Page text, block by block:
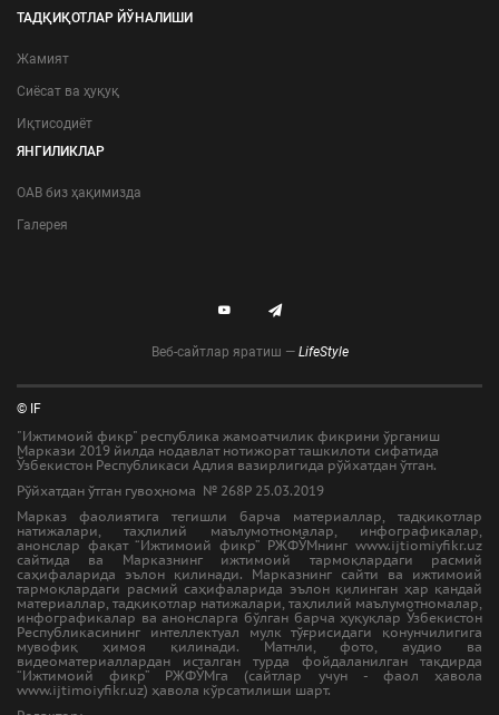
ТАДҚИҚОТЛАР ЙЎНАЛИШИ
Жамият
Сиёсат ва ҳуқуқ
Иқтисодиёт
ЯНГИЛИКЛАР
ОАВ биз ҳақимизда
Галерея
Веб-сайтлар яратиш — LifeStyle
© IF
"Ижтимоий фикр" республика жамоатчилик фикрини ўрганиш
Маркази 2019 йилда нодавлат нотижорат ташкилоти сифатида
Ўзбекистон Республикаси Адлия вазирлигида рўйхатдан ўтган.
Рўйхатдан ўтган гувоҳнома № 268Р 25.03.2019
Марказ фаолиятига тегишли барча материаллар, тадқиқотлар
натижалари, таҳлилий маълумотномалар, инфографикалар,
анонслар фақат “Ижтимоий фикр” РЖФЎМнинг www.ijtiomiyfikr.uz
сайтида ва Марказнинг ижтимоий тармоқлардаги расмий
саҳифаларида эълон қилинади. Марказнинг сайти ва ижтимоий
тармоқлардаги расмий саҳифаларида эълон қилинган ҳар қандай
материаллар, тадқиқотлар натижалари, таҳлилий маълумотномалар,
инфографикалар ва анонсларга бўлган барча ҳуқуқлар Ўзбекистон
Республикасининг интеллектуал мулк тўғрисидаги қонунчилигига
мувофиқ ҳимоя қилинади. Матнли, фото, аудио ва
видеоматериаллардан исталган турда фойдаланилган тақдирда
“Ижтимоий фикр” РЖФЎМга (сайтлар учун - фаол ҳавола
www.ijtimoiyfikr.uz) ҳавола кўрсатилиши шарт.